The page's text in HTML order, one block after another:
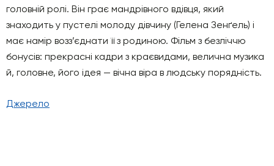
головній ролі. Він грає мандрівного вдівця, який
знаходить у пустелі молоду дівчину (Гелена Зенґель) і
має намір возз’єднати її з родиною. Фільм з безліччю
бонусів: прекрасні кадри з краєвидами, велична музика
й, головне, його ідея — вічна віра в людську порядність.
Джерело